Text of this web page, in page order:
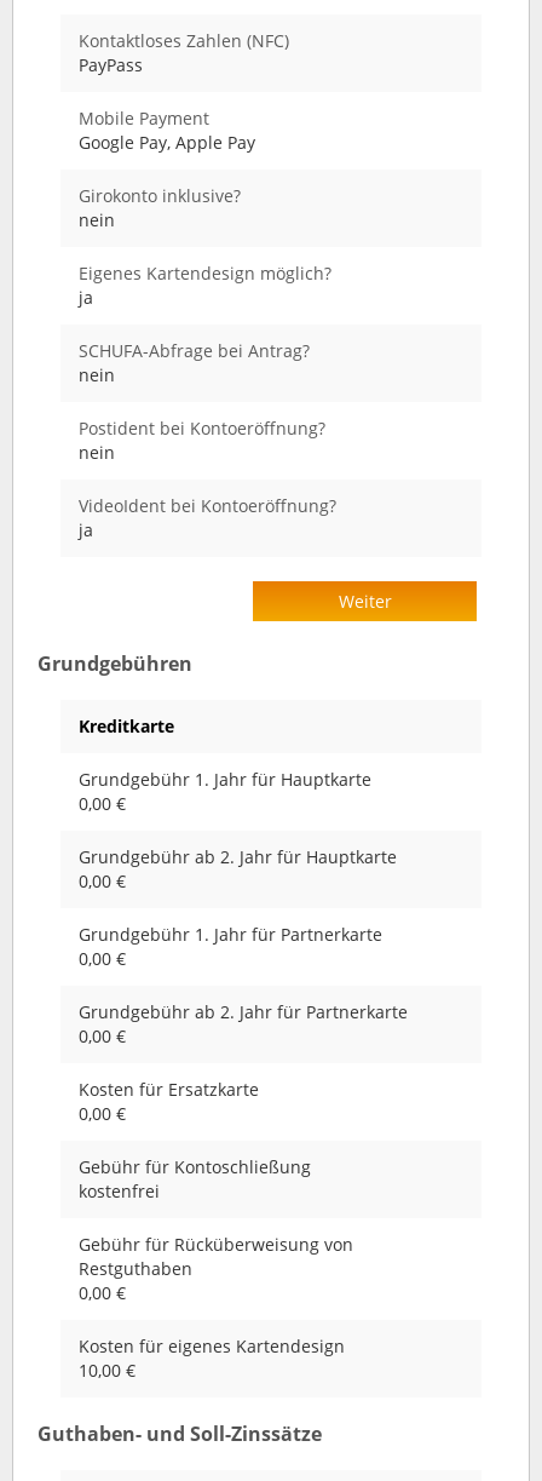
Kontaktloses Zahlen (NFC)
PayPass
Mobile Payment
Google Pay, Apple Pay
Girokonto inklusive?
nein
Eigenes Kartendesign möglich?
ja
SCHUFA-Abfrage bei Antrag?
nein
Postident bei Kontoeröffnung?
nein
VideoIdent bei Kontoeröffnung?
ja
Weiter
Grundgebühren
Kreditkarte
Grundgebühr 1. Jahr für Hauptkarte
0,00 €
Grundgebühr ab 2. Jahr für Hauptkarte
0,00 €
Grundgebühr 1. Jahr für Partnerkarte
0,00 €
Grundgebühr ab 2. Jahr für Partnerkarte
0,00 €
Kosten für Ersatzkarte
0,00 €
Gebühr für Kontoschließung
kostenfrei
Gebühr für Rücküberweisung von
Restguthaben
0,00 €
Kosten für eigenes Kartendesign
10,00 €
Guthaben- und Soll-Zinssätze